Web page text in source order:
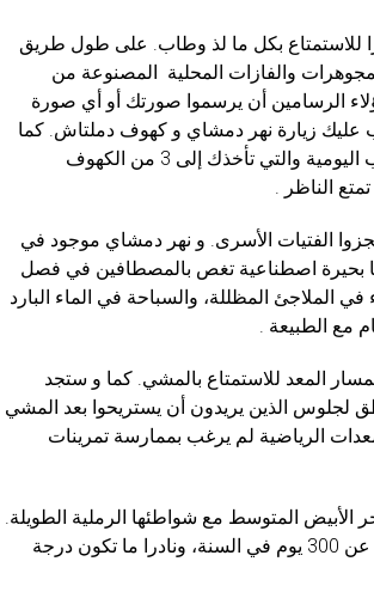
للاستمتاع بكل ما لذ وطاب. على طول طريق
والفازات المحلية المصنوعة من
الرسامين أن يرسموا صورتك أو أي صورة
زيارة نهر دمشاي و كهوف دملتاش. كما
سوف تجد متحف الاثنوغرافيا. بالضافة الى رحلات القوارب اليومية والتي تأخذك إلى 3 من الكهوف
الناظر .
الفتيات الأسرى. و نهر دمشاي موجود في
بحيرة اصطناعية تغص بالمصطافين في فصل
الملاجئ المظللة، والسباحة في الماء البارد
مع الطبيعة .
المعد للاستمتاع بالمشي. كما و ستجد
لجلوس الذين يريدون أن يستريحوا بعد المشي
الرياضية لم يرغب بممارسة تمرينات
الأبيض المتوسط ​​مع شواطئها الرملية الطويلة.
مدينة متوسطية نموذجية لا يقل عدد الايام المشمسة فيها عن 300 يوم في السنة، ونادرا ما تكون درجة